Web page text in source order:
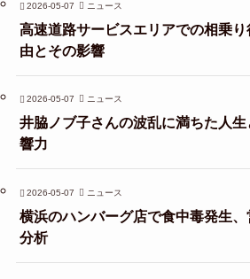
2026-05-07 ニュース
高速道路サービスエリアでの相乗
由とその影響
2026-05-07 ニュース
井脇ノブ子さんの波乱に満ちた人
響力
2026-05-07 ニュース
横浜のハンバーグ店で食中毒発生
分析